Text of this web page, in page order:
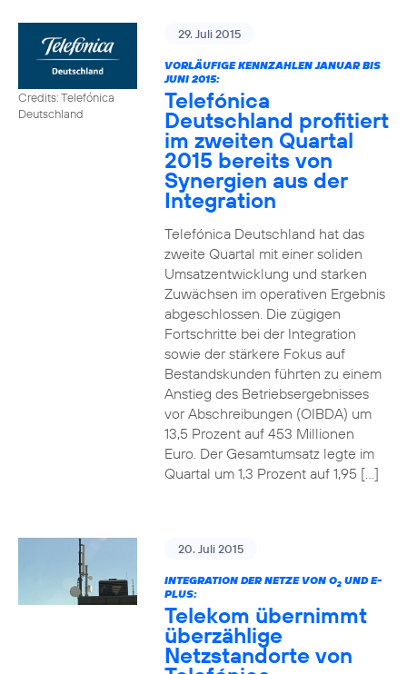
Credits: Telefónica
Deutschland
29. Juli 2015
VORLÄUFIGE KENNZAHLEN JANUAR BIS
JUNI 2015:
Telefónica
Deutschland profitiert
im zweiten Quartal
2015 bereits von
Synergien aus der
Integration
Telefónica Deutschland hat das
zweite Quartal mit einer soliden
Umsatzentwicklung und starken
Zuwächsen im operativen Ergebnis
abgeschlossen. Die zügigen
Fortschritte bei der Integration
sowie der stärkere Fokus auf
Bestandskunden führten zu einem
Anstieg des Betriebsergebnisses
vor Abschreibungen (OIBDA) um
13,5 Prozent auf 453 Millionen
Euro. Der Gesamtumsatz legte im
Quartal um 1,3 Prozent auf 1,95 […]
20. Juli 2015
INTEGRATION DER NETZE VON O2UND E-
PLUS:
Telekom übernimmt
überzählige
Netzstandorte von